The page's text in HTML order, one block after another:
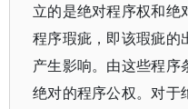
立的是绝对程序权和绝
程序瑕疵，即该瑕疵的
产生影响。由这些程序
绝对的程序公权。对于